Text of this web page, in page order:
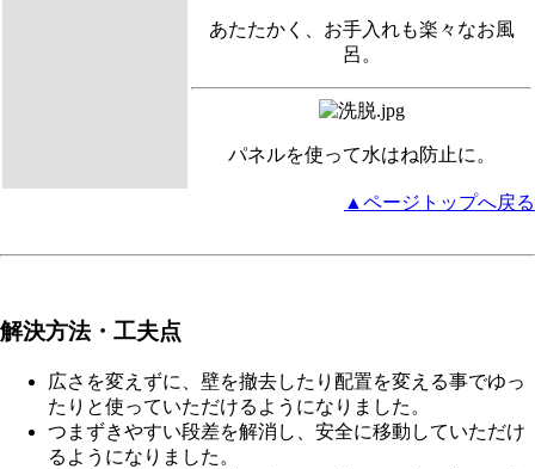
あたたかく、お手入れも楽々なお風
呂。
パネルを使って水はね防止に。
▲ページトップへ戻る
解決方法・工夫点
広さを変えずに、壁を撤去したり配置を変える事でゆっ
たりと使っていただけるようになりました。
つまずきやすい段差を解消し、安全に移動していただけ
るようになりました。